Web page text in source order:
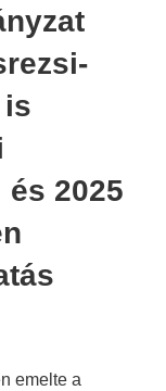
is
2025
emelte a